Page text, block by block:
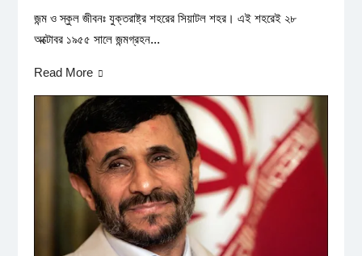
জন্ম ও স্কুল জীবনঃ যুক্তরাষ্ট্র শহরের সিয়াটল শহর। এই শহরেই ২৮
অক্টোবর ১৯৫৫ সালে জন্মগ্রহন...
Read More